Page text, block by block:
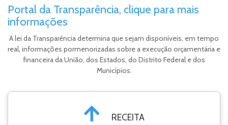
Portal da Transparência, clique para mais
informações
A lei da Transparência determina que sejam disponíveis, em tempo
real, informações pormenorizadas sobre a execução orçamentária e
financeira da União, dos Estados, do Distrito Federal e dos
Municípios.
RECEITA